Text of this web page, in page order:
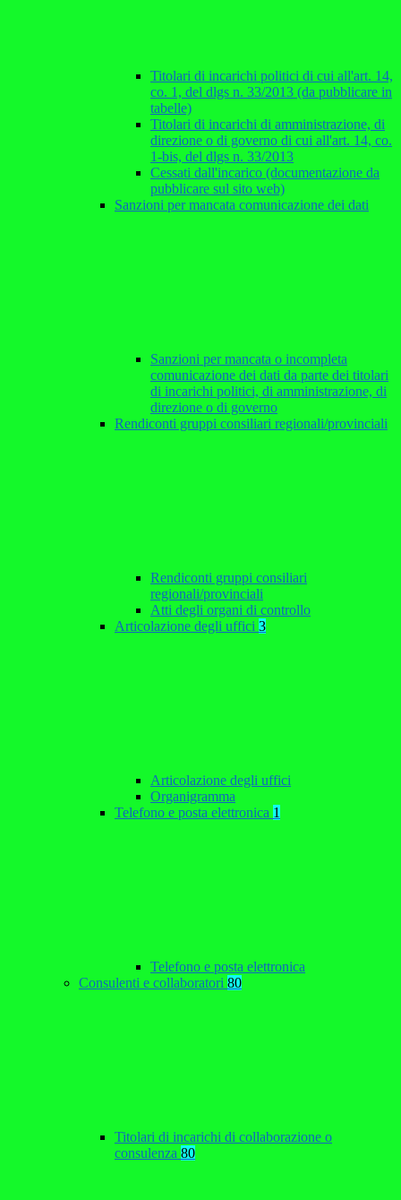
Titolari di incarichi politici di cui all'art. 14,
co. 1, del dlgs n. 33/2013 (da pubblicare in
tabelle)
Titolari di incarichi di amministrazione, di
direzione o di governo di cui all'art. 14, co.
1-bis, del dlgs n. 33/2013
Cessati dall'incarico (documentazione da
pubblicare sul sito web)
Sanzioni per mancata comunicazione dei dati
Sanzioni per mancata o incompleta
comunicazione dei dati da parte dei titolari
di incarichi politici, di amministrazione, di
direzione o di governo
Rendiconti gruppi consiliari regionali/provinciali
Rendiconti gruppi consiliari
regionali/provinciali
Atti degli organi di controllo
Articolazione degli uffici 3
Articolazione degli uffici
Organigramma
Telefono e posta elettronica 1
Telefono e posta elettronica
Consulenti e collaboratori 80
Titolari di incarichi di collaborazione o
consulenza 80